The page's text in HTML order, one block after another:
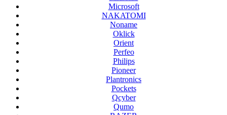
Microsoft
NAKATOMI
Noname
Oklick
Orient
Perfeo
Philips
Pioneer
Plantronics
Pockets
Qcyber
Qumo